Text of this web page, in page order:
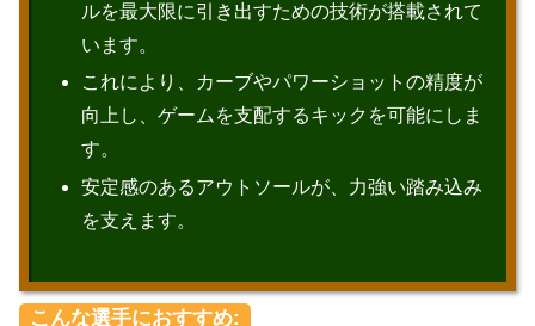
ルを最大限に引き出すための技術が搭載されて
います。
これにより、カーブやパワーショットの精度が
向上し、ゲームを支配するキックを可能にしま
す。
安定感のあるアウトソールが、力強い踏み込み
を支えます。
こんな選手におすすめ: